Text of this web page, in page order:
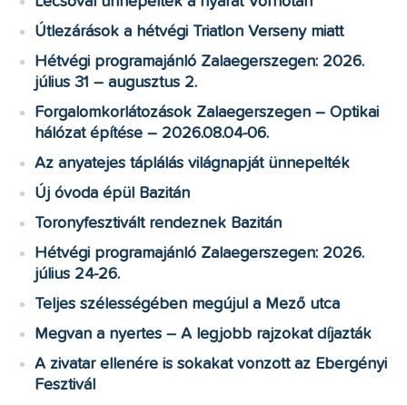
Útlezárások a hétvégi Triatlon Verseny miatt
Hétvégi programajánló Zalaegerszegen: 2026.
július 31 – augusztus 2.
Forgalomkorlátozások Zalaegerszegen – Optikai
hálózat építése – 2026.08.04-06.
Az anyatejes táplálás világnapját ünnepelték
Új óvoda épül Bazitán
Toronyfesztivált rendeznek Bazitán
Hétvégi programajánló Zalaegerszegen: 2026.
július 24-26.
Teljes szélességében megújul a Mező utca
Megvan a nyertes – A legjobb rajzokat díjazták
A zivatar ellenére is sokakat vonzott az Ebergényi
Fesztivál